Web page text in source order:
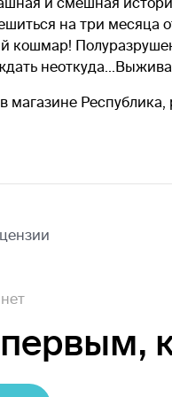
на три месяца
кошмар!
магазине
первым,